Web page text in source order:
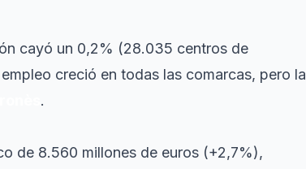
cayó un 0,2% (28.035 centros de
creció en todas las comarcas, pero la
.
de 8.560 millones de euros (+2,7%),